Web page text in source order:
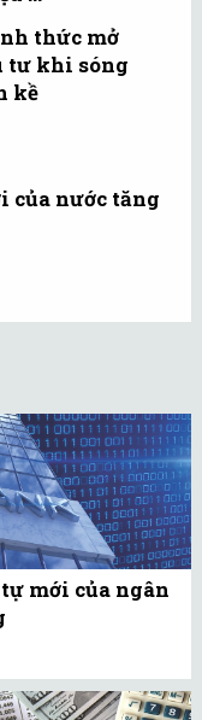
thức mở
tư khi sóng
kề
của nước tăng
mới của ngân